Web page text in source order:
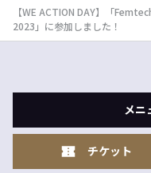
【WE ACTION DAY】「
2023」に参加しました！
メニ
チケット